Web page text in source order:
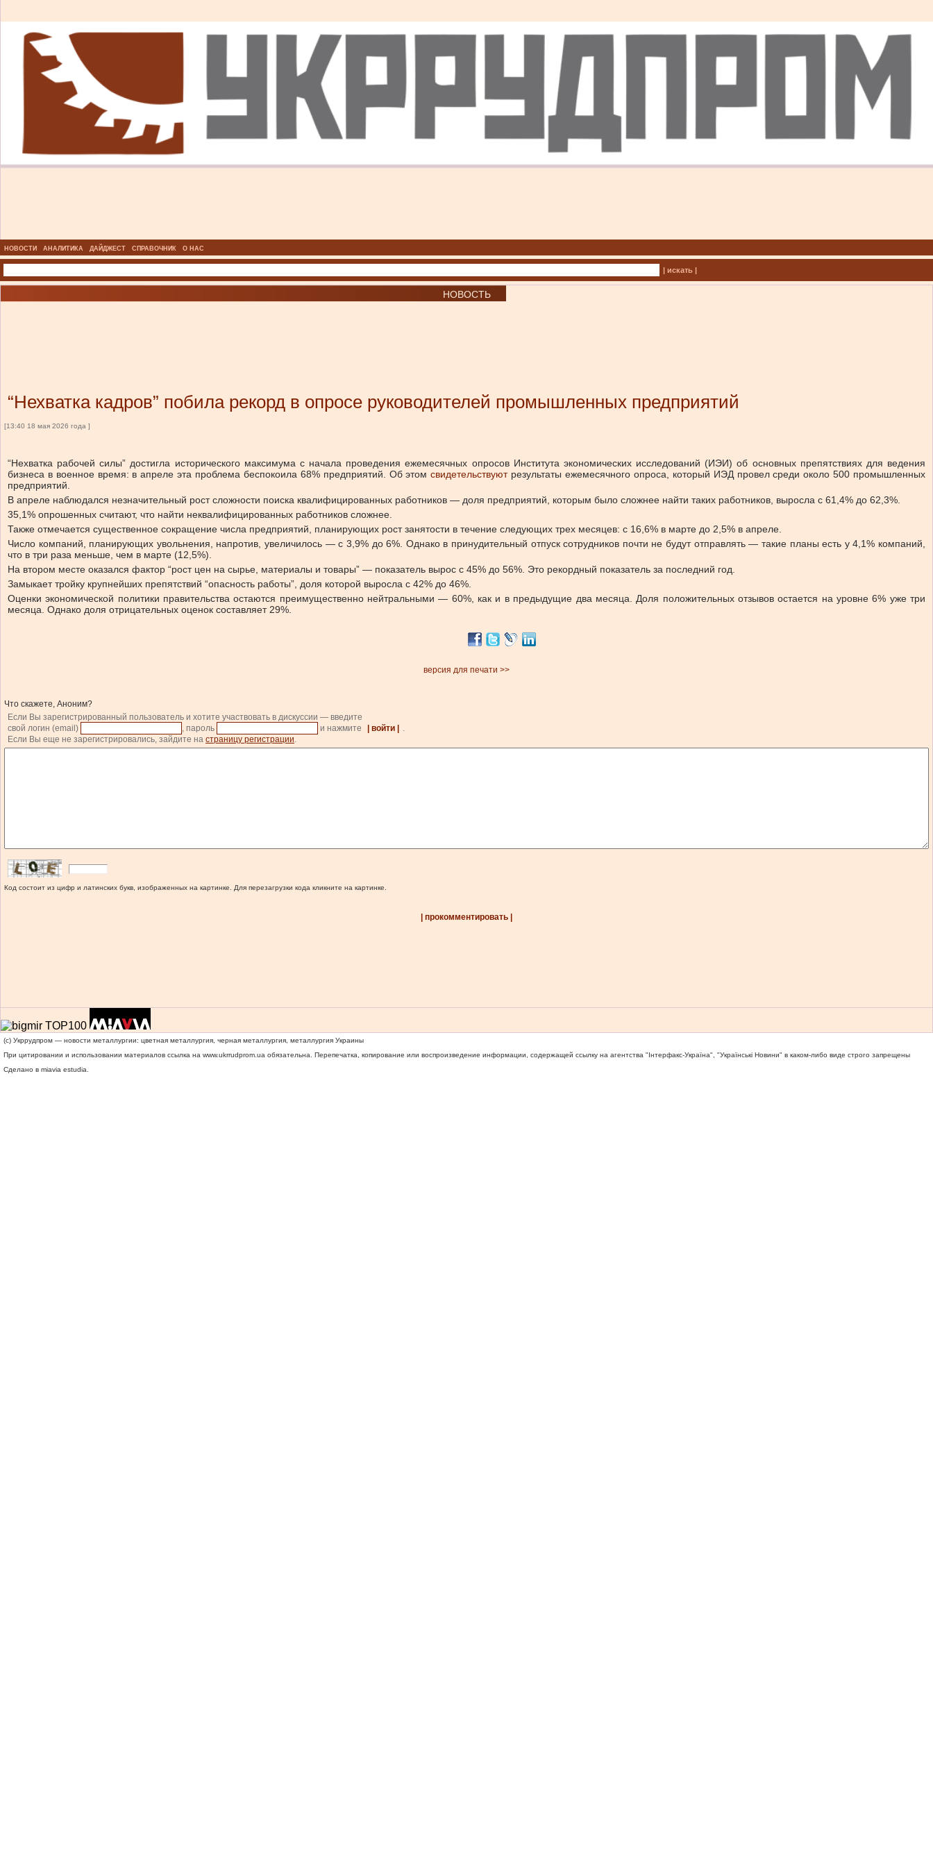
НОВОСТИ АНАЛИТИКА ДАЙДЖЕСТ СПРАВОЧНИК О НАС
| искать |
НОВОСТЬ
“Нехватка кадров” побила рекорд в опросе руководителей промышленных предприятий
[13:40 18 мая 2026 года ]
“Нехватка рабочей силы” достигла исторического максимума с начала проведения ежемесячных опросов Института экономических исследований (ИЭИ) об основных препятствиях для ведения
бизнеса в военное время: в апреле эта проблема беспокоила 68% предприятий.
Об этом свидетельствуют результаты ежемесячного опроса, который ИЭД провел среди около 500 промышленных
предприятий.
В апреле наблюдался незначительный рост сложности поиска квалифицированных работников — доля предприятий, которым было сложнее найти таких работников, выросла с 61,4% до 62,3%.
35,1% опрошенных считают, что найти неквалифицированных работников сложнее.
Также отмечается существенное сокращение числа предприятий, планирующих рост занятости в течение следующих трех месяцев: с 16,6% в марте до 2,5% в апреле.
Число компаний, планирующих увольнения, напротив, увеличилось — с 3,9% до 6%. Однако в принудительный отпуск сотрудников почти не будут отправлять — такие планы есть у 4,1% компаний,
что в три раза меньше, чем в марте (12,5%).
На втором месте оказался фактор “рост цен на сырье, материалы и товары” — показатель вырос с 45% до 56%. Это рекордный показатель за последний год.
Замыкает тройку крупнейших препятствий “опасность работы”, доля которой выросла с 42% до 46%.
Оценки экономической политики правительства остаются преимущественно нейтральными — 60%, как и в предыдущие два месяца. Доля положительных отзывов остается на уровне 6% уже три
месяца. Однако доля отрицательных оценок составляет 29%.
версия для печати >>
Что скажете, Аноним?
Если Вы зарегистрированный пользователь и хотите участвовать в дискуссии — введите
свой логин (email)
, пароль и нажмите | войти |
.
Если Вы еще не зарегистрировались, зайдите на страницу регистрации.
Код состоит из цифр и латинских букв, изображенных на картинке. Для перезагрузки кода кликните на картинке.
| прокомментировать |
(c) Укррудпром — новости металлургии: цветная металлургия, черная металлургия, металлургия Украины
При цитировании и использовании материалов ссылка на www.ukrrudprom.ua обязательна. Перепечатка, копирование или воспроизведение информации, содержащей ссылку на агентства "Iнтерфакс-Україна", "Українськi Новини" в каком-либо виде строго запрещены
Сделано в miavia estudia.